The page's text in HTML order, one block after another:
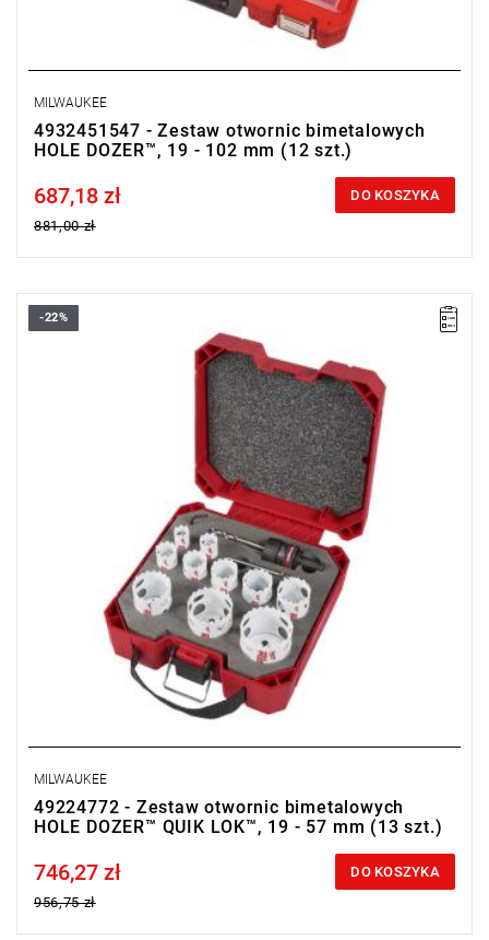
MILWAUKEE
4932451547 - Zestaw otwornic bimetalowych
HOLE DOZER™, 19 - 102 mm (12 szt.)
Price tax included
687,18 zł
881,00 zł
DO KOSZYKA
-22%
MILWAUKEE
49224772 - Zestaw otwornic bimetalowych
HOLE DOZER™ QUIK LOK™, 19 - 57 mm (13 szt.)
Price tax included
746,27 zł
956,75 zł
DO KOSZYKA